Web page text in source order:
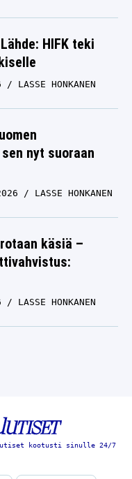
HIFK teki
LASSE HONKANEN
nyt suoraan
LASSE HONKANEN
käsiä –
LASSE HONKANEN
kootusti sinulle 24/7